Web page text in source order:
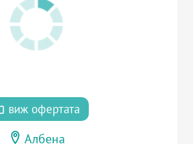
виж офертата
Албена